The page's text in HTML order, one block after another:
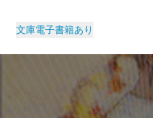
文庫電子書籍あり